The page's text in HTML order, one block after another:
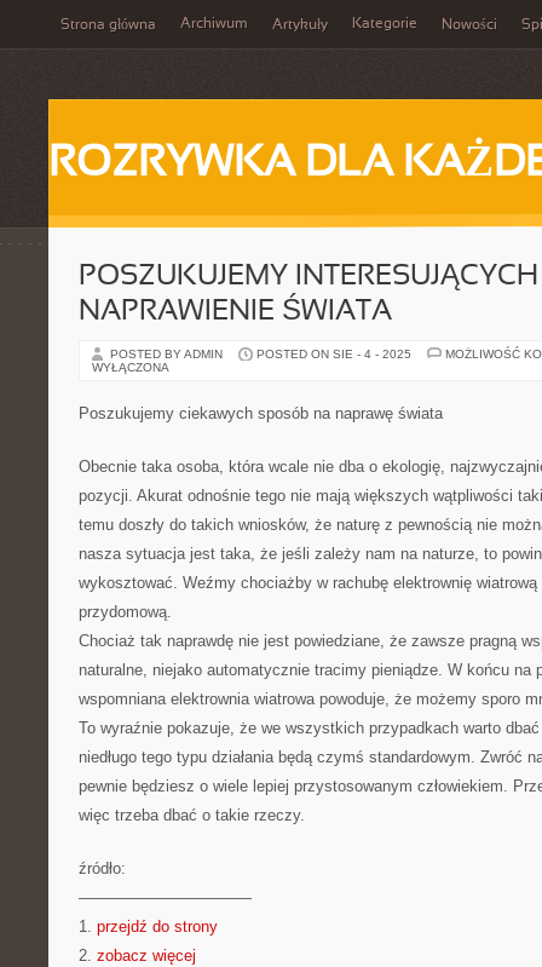
Strona główna Archiwum Artykuły Kategorie Nowości
ROZRYWKA DLA
POSZUKUJEMY
NAPRAWIENIE ŚWIATA
POSTED BY ADMIN POSTED ON SIE - 4 - 2025
MOŻLIWOŚĆ
WYŁĄCZONA
Poszukujemy ciekawych sposób na naprawę świata
Obecnie taka osoba, która wcale nie dba o ekologię,
pozycji. Akurat odnośnie tego nie mają większych wątpliwości
temu doszły do takich wniosków, że naturę z pewnością nie
nasza sytuacja jest taka, że jeśli zależy nam na naturze, to
wykosztować. Weźmy chociażby w rachubę elektrownię
przydomową.
Chociaż tak naprawdę nie jest powiedziane, że zawsze pragną
naturalne, niejako automatycznie tracimy pieniądze. W końcu na
wspomniana elektrownia wiatrowa powoduje, że możemy sporo
To wyraźnie pokazuje, że we wszystkich przypadkach warto
niedługo tego typu działania będą czymś standardowym. Zwróć
pewnie będziesz o wiele lepiej przystosowanym człowiekiem.
więc trzeba dbać o takie rzeczy.
źródło:
———————————
1. przejdź do strony
2. zobacz więcej